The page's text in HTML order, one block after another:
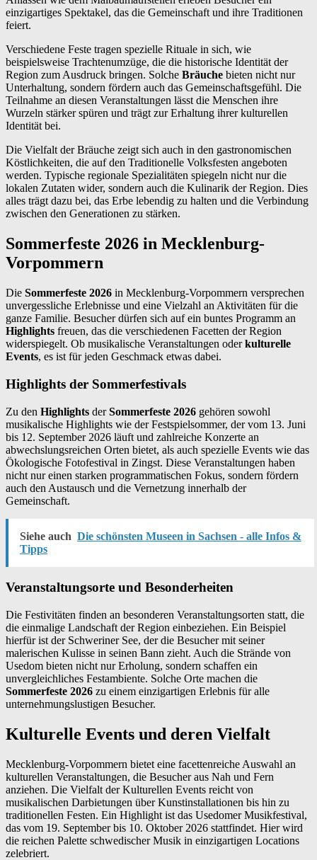
einzigartiges Spektakel, das die Gemeinschaft und ihre Traditionen
feiert.
Verschiedene Feste tragen spezielle Rituale in sich, wie
beispielsweise Trachtenumzüge, die die historische Identität der
Region zum Ausdruck bringen. Solche Bräuche bieten nicht nur
Unterhaltung, sondern fördern auch das Gemeinschaftsgefühl. Die
Teilnahme an diesen Veranstaltungen lässt die Menschen ihre
Wurzeln stärker spüren und trägt zur Erhaltung ihrer kulturellen
Identität bei.
Die Vielfalt der Bräuche zeigt sich auch in den gastronomischen
Köstlichkeiten, die auf den Traditionelle Volksfesten angeboten
werden. Typische regionale Spezialitäten spiegeln nicht nur die
lokalen Zutaten wider, sondern auch die Kulinarik der Region. Dies
alles trägt dazu bei, das Erbe lebendig zu halten und die Verbindung
zwischen den Generationen zu stärken.
Sommerfeste 2026 in Mecklenburg-
Vorpommern
Die Sommerfeste 2026 in Mecklenburg-Vorpommern versprechen
unvergessliche Erlebnisse und eine Vielzahl an Aktivitäten für die
ganze Familie. Besucher dürfen sich auf ein buntes Programm an
Highlights freuen, das die verschiedenen Facetten der Region
widerspiegelt. Ob musikalische Veranstaltungen oderkulturelle
Events, es ist für jeden Geschmack etwas dabei.
Highlights der Sommerfestivals
Zu den Highlights derSommerfeste 2026 gehören sowohl
musikalische Highlights wie der Festspielsommer, der vom 13. Juni
bis 12. September 2026 läuft und zahlreiche Konzerte an
abwechslungsreichen Orten bietet, als auch spezielle Events wie das
Ökologische Fotofestival in Zingst. Diese Veranstaltungen haben
nicht nur einen starken programmatischen Fokus, sondern fördern
auch den Austausch und die Vernetzung innerhalb der
Gemeinschaft.
Siehe auch Die schönsten Museen in Sachsen - alle Infos &
Tipps
Veranstaltungsorte und Besonderheiten
Die Festivitäten finden an besonderen Veranstaltungsorten statt, die
die einmalige Landschaft der Region einbeziehen. Ein Beispiel
hierfür ist der Schweriner See, der die Besucher mit seiner
malerischen Kulisse in seinen Bann zieht. Auch die Strände von
Usedom bieten nicht nur Erholung, sondern schaffen ein
unvergleichliches Festambiente. Solche Orte machen die
Sommerfeste 2026 zu einem einzigartigen Erlebnis für alle
unternehmungslustigen Besucher.
Kulturelle Events und deren Vielfalt
Mecklenburg-Vorpommern bietet eine facettenreiche Auswahl an
kulturellen Veranstaltungen, die Besucher aus Nah und Fern
anziehen. Die Vielfalt der Kulturellen Events reicht von
musikalischen Darbietungen über Kunstinstallationen bis hin zu
traditionellen Festen. Ein Highlight ist das Usedomer Musikfestival,
das vom 19. September bis 10. Oktober 2026 stattfindet. Hier wird
die reichen Palette schwedischer Musik in einzigartigen Locations
zelebriert.